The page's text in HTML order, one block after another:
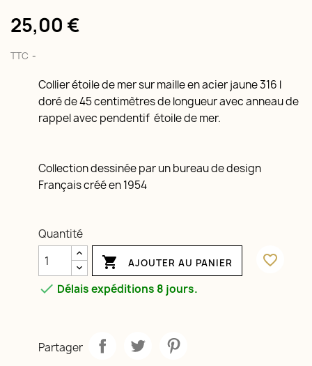
25,00 €
TTC
Collier étoile de mer sur maille en acier jaune 316 l
doré de 45 centimètres de longueur avec anneau de
rappel avec pendentif étoile de mer.
Collection dessinée par un bureau de design
Français créé en 1954
Quantité
 AJOUTER AU PANIER
favorite_border
 Délais expéditions 8 jours.
Partager